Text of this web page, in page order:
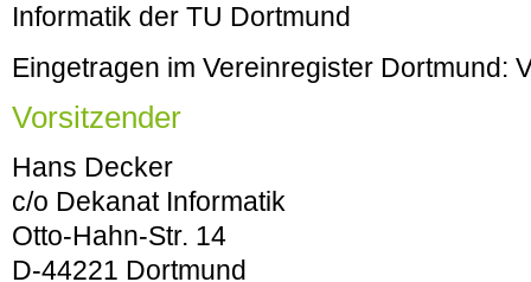
Informatik der TU Dortmund
Eingetragen im Vereinregister Dortmund:
Vorsitzender
Hans Decker
c/o Dekanat Informatik
Otto-Hahn-Str. 14
D-44221 Dortmund